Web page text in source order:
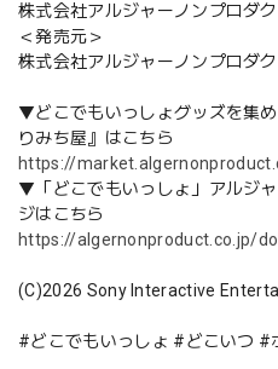
株式会社アルジャーノンプロダ
＜発売元＞
株式会社アルジャーノンプロダ
▼どこでもいっしょグッズを集
りみち屋』はこちら
https://
▼「どこでもいっしょ」アルジ
ジはこちら
https://algernonproduct.co.jp/
(C)2026 Sony Interactive
#どこでもいっしょ #どこいつ